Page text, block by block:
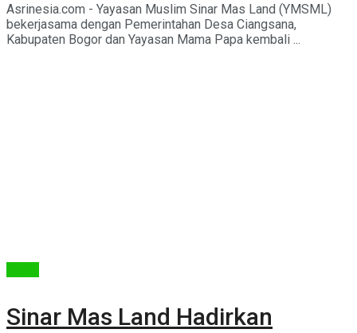
Asrinesia.com - Yayasan Muslim Sinar Mas Land (YMSML)
bekerjasama dengan Pemerintahan Desa Ciangsana,
Kabupaten Bogor dan Yayasan Mama Papa kembali ...
Sinar Mas Land Hadirkan